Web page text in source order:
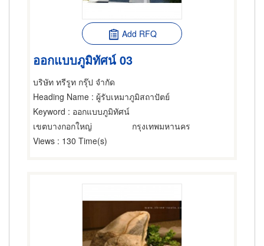
Add RFQ
ออกแบบภูมิทัศน์ 03
บริษัท ทรีรูท กรุ๊ป จำกัด
Heading Name : ผู้รับเหมาภูมิสถาปัตย์
Keyword : ออกแบบภูมิทัศน์
เขตบางกอกใหญ่
กรุงเทพมหานคร
Views : 130 Time(s)